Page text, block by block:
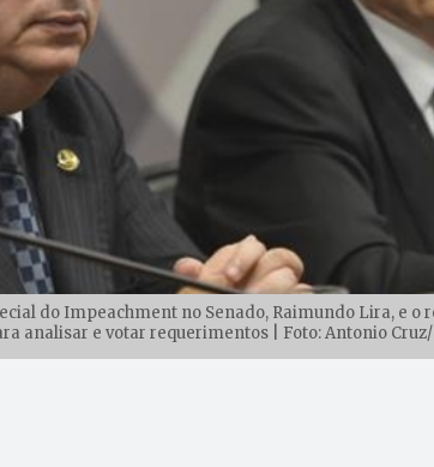
do Impeachment no Senado, Raimundo Lira, e o
analisar e votar requerimentos | Foto: Antonio